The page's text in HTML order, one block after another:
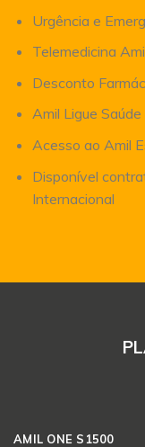
Urgência e
Telemedicina
Desconto
Amil Ligue Saúde
Acesso ao Amil
Disponível
Internacional
AMIL ONE S1500